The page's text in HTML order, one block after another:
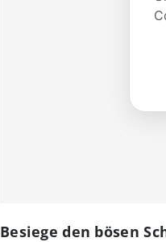
Besiege den bösen